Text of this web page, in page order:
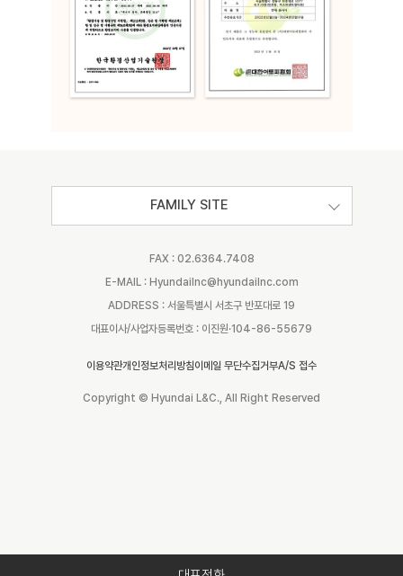
FAMILY SITE
FAX : 02.6364.7408
E-MAIL : Hyundailnc@hyundailnc.com
ADDRESS : 서울특별시 서초구 반포대로 19
대표이사/사업자등록번호 : 이진원·104-86-55679
이용약관개인정보처리방침이메일 무단수집거부A/S 접수
Copyright © Hyundai L&C., All Right Reserved